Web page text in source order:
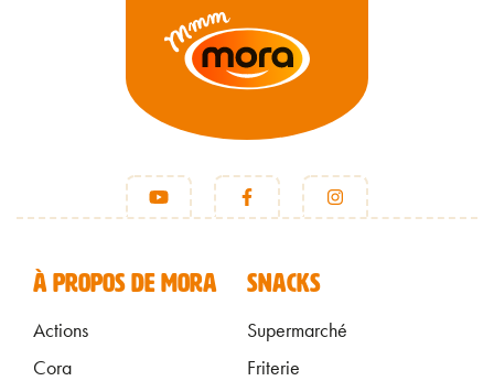
FOOTER FR
À PROPOS DE MORA
Actions
Cora
SNACKS
Supermarché
Friterie